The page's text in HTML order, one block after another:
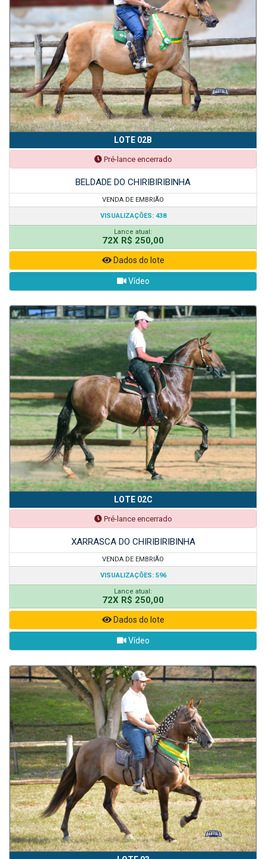
LOTE 02B
Pré-lance encerrado
BELDADE DO CHIRIBIRIBINHA
VENDA DE EMBRIÃO
VISUALIZAÇÕES: 438
Lance atual:
72X R$ 250,00
Dados do lote
Vídeo
LOTE 02C
Pré-lance encerrado
XARRASCA DO CHIRIBIRIBINHA
VENDA DE EMBRIÃO
VISUALIZAÇÕES: 596
Lance atual:
72X R$ 250,00
Dados do lote
Vídeo